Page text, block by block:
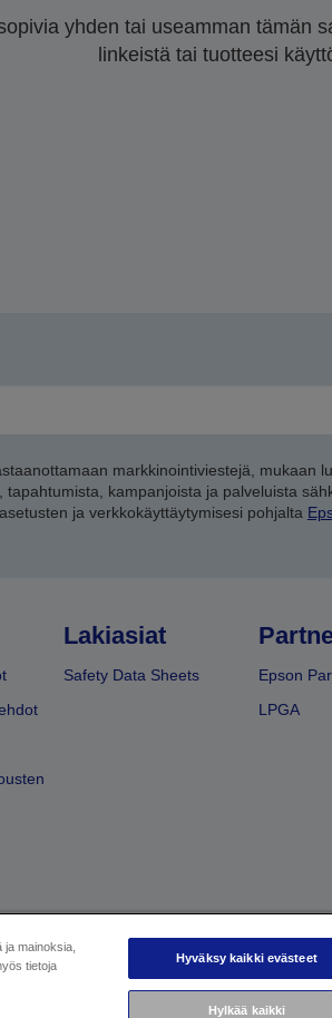
yhden tai useamman tämän
linkeistä tai tuotteesi
markkinointiviestejä, mukaan
kampanjoista ja palveluista
ja verkkokäyttäytymisesi pohjalta
Lakiasiat
Safety Data Sheets
Epson
LPGA
mainoksia,
tietoja
Hyväksy kaikki evästeet
Hylkää kaikki